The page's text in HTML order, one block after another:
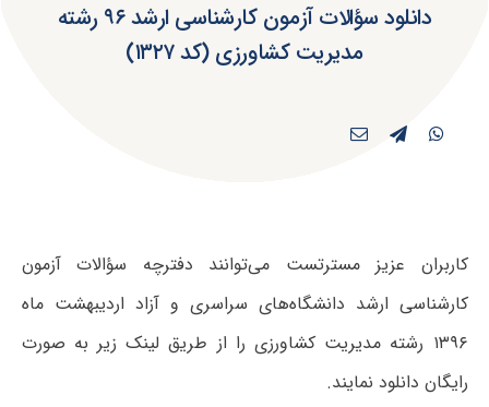
دانلود سؤالات آزمون کارشناسی ارشد ۹۶ رشته
مدیریت کشاورزی (کد ۱۳۲۷)
کاربران عزیز مسترتست می‌توانند دفترچه سؤالات آزمون
کارشناسی ارشد دانشگاه‌های سراسری و آزاد اردیبهشت ماه
۱۳۹۶ رشته مدیریت کشاورزی را از طریق لینک‌ زیر به صورت
رایگان دانلود نمایند.